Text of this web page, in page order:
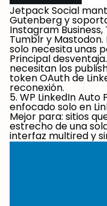
Jetpack Social
Gutenberg y
Instagram Business,
Tumblr y Mastodon.
solo necesita unas
Principal desventaja.
necesitan los
token OAuth de
reconexión.
5. WP LinkedIn
enfocado solo en
Mejor para: sitios
estrecho de una
interfaz multired y